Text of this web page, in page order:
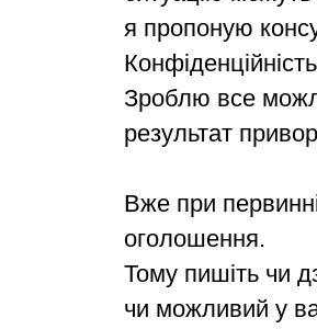
я пропоную
Зроблю все
результат
Вже при
оголошення.
Тому пишіть чи
чи можливий у